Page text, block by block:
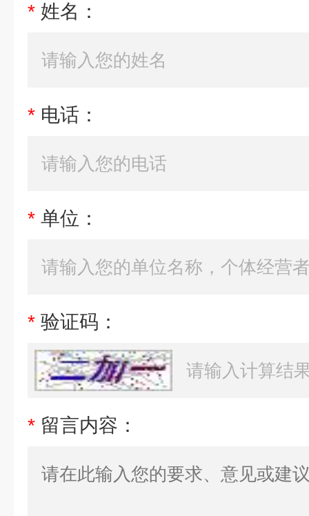
* 姓名：
* 电话：
* 单位：
* 验证码：
* 留言内容：